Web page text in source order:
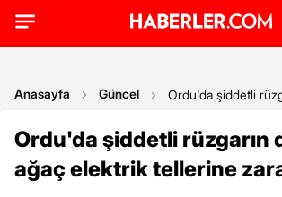
Anasayfa Güncel Ordu'da şiddetli
Ordu'da şiddetli rüzgarın
ağaç elektrik tellerine